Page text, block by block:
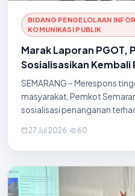
BIDANG PENGELOLAAN
KOMUNIKASI PUBLIK
Marak Laporan PGOT,
Sosialisasikan Kembali
SEMARANG – Merespons
masyarakat, Pemkot
sosialisasi penanganan
beraktivitas di ruang publik.
koordinasi lintas perangkat
Tahun 2014. Perda tersebut mengatur larangan PGOT
untuk melakukan aktivitas di
27 Jul 2026 · 60